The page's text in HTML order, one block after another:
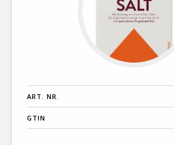
ART. NR.
GTIN